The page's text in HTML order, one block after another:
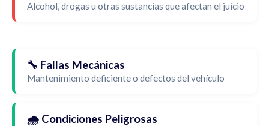
Alcohol, drogas u otras sustancias que afectan el juicio
🔧 Fallas Mecánicas
Mantenimiento deficiente o defectos del vehículo
🌧️ Condiciones Peligrosas